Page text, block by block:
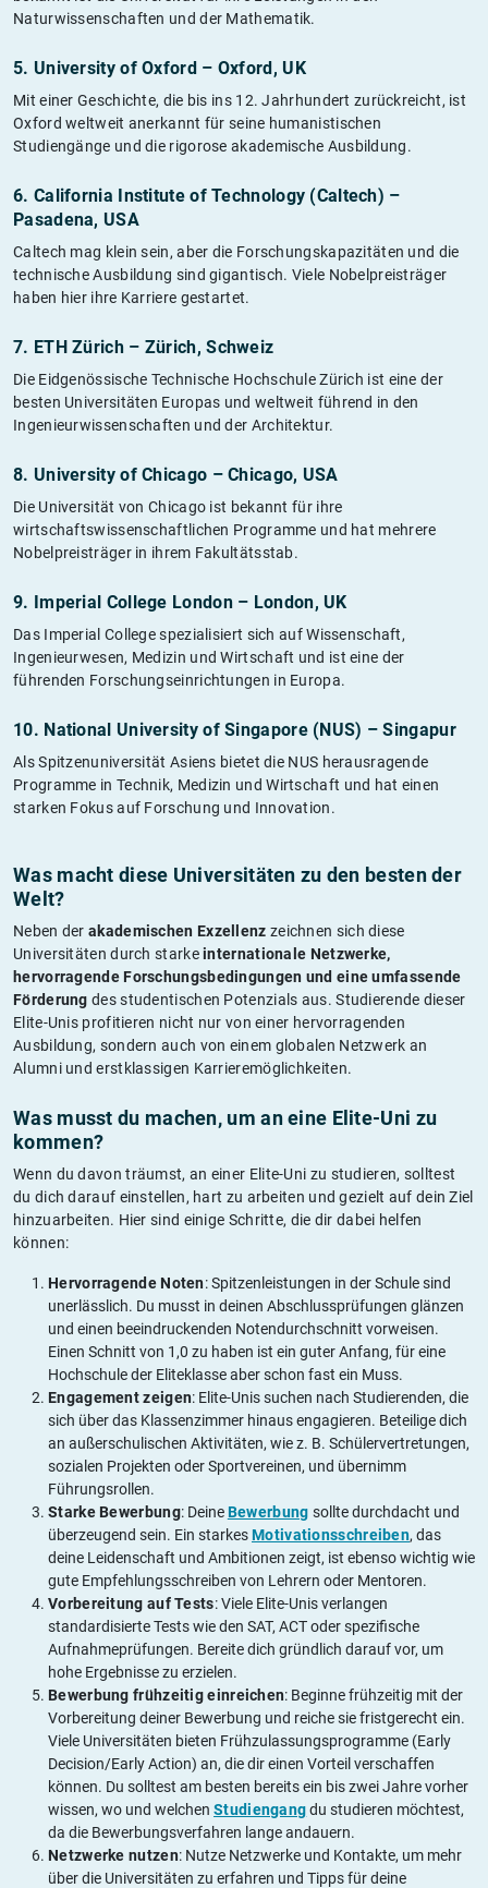
Naturwissenschaften und der Mathematik.
5. University of Oxford – Oxford, UK
Mit einer Geschichte, die bis ins 12. Jahrhundert zurückreicht, ist
Oxford weltweit anerkannt für seine humanistischen
Studiengänge und die rigorose akademische Ausbildung.
6. California Institute of Technology (Caltech) –
Pasadena, USA
Caltech mag klein sein, aber die Forschungskapazitäten und die
technische Ausbildung sind gigantisch. Viele Nobelpreisträger
haben hier ihre Karriere gestartet.
7. ETH Zürich – Zürich, Schweiz
Die Eidgenössische Technische Hochschule Zürich ist eine der
besten Universitäten Europas und weltweit führend in den
Ingenieurwissenschaften und der Architektur.
8. University of Chicago – Chicago, USA
Die Universität von Chicago ist bekannt für ihre
wirtschaftswissenschaftlichen Programme und hat mehrere
Nobelpreisträger in ihrem Fakultätsstab.
9. Imperial College London – London, UK
Das Imperial College spezialisiert sich auf Wissenschaft,
Ingenieurwesen, Medizin und Wirtschaft und ist eine der
führenden Forschungseinrichtungen in Europa.
10. National University of Singapore (NUS) – Singapur
Als Spitzenuniversität Asiens bietet die NUS herausragende
Programme in Technik, Medizin und Wirtschaft und hat einen
starken Fokus auf Forschung und Innovation.
Was macht diese Universitäten zu den besten der
Welt?
Neben der akademischen Exzellenz zeichnen sich diese
Universitäten durch starkeinternationale Netzwerke,
hervorragende Forschungsbedingungen und eine umfassende
Förderung des studentischen Potenzials aus. Studierende dieser
Elite-Unis profitieren nicht nur von einer hervorragenden
Ausbildung, sondern auch von einem globalen Netzwerk an
Alumni und erstklassigen Karrieremöglichkeiten.
Was musst du machen, um an eine Elite-Uni zu
kommen?
Wenn du davon träumst, an einer Elite-Uni zu studieren, solltest
du dich darauf einstellen, hart zu arbeiten und gezielt auf dein Ziel
hinzuarbeiten. Hier sind einige Schritte, die dir dabei helfen
können:
Hervorragende Noten: Spitzenleistungen in der Schule sind
unerlässlich. Du musst in deinen Abschlussprüfungen glänzen
und einen beeindruckenden Notendurchschnitt vorweisen.
Einen Schnitt von 1,0 zu haben ist ein guter Anfang, für eine
Hochschule der Eliteklasse aber schon fast ein Muss.
Engagement zeigen: Elite-Unis suchen nach Studierenden, die
sich über das Klassenzimmer hinaus engagieren. Beteilige dich
an außerschulischen Aktivitäten, wie z. B. Schülervertretungen,
sozialen Projekten oder Sportvereinen, und übernimm
Führungsrollen.
Starke Bewerbung: DeineBewerbung sollte durchdacht und
überzeugend sein. Ein starkesMotivationsschreiben, das
deine Leidenschaft und Ambitionen zeigt, ist ebenso wichtig wie
gute Empfehlungsschreiben von Lehrern oder Mentoren.
Vorbereitung auf Tests: Viele Elite-Unis verlangen
standardisierte Tests wie den SAT, ACT oder spezifische
Aufnahmeprüfungen. Bereite dich gründlich darauf vor, um
hohe Ergebnisse zu erzielen.
Bewerbung frühzeitig einreichen: Beginne frühzeitig mit der
Vorbereitung deiner Bewerbung und reiche sie fristgerecht ein.
Viele Universitäten bieten Frühzulassungsprogramme (Early
Decision/Early Action) an, die dir einen Vorteil verschaffen
können. Du solltest am besten bereits ein bis zwei Jahre vorher
wissen, wo und welchen Studiengangdu studieren möchtest,
da die Bewerbungsverfahren lange andauern.
Netzwerke nutzen: Nutze Netzwerke und Kontakte, um mehr
über die Universitäten zu erfahren und Tipps für deine